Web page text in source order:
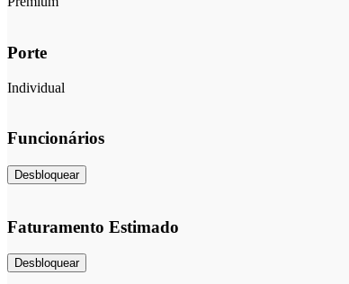
Porte
Individual
Funcionários
Desbloquear
Faturamento Estimado
Desbloquear